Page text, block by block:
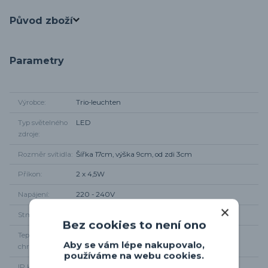
Původ zboží
Parametry
Výrobce Trio-leuchten
Typ světelného
zdroje
LED
Rozměr svítidla Šířka 17cm, výška 9cm, od zdi 3cm
Příkon 2 x 4,5W
Napájení 220 - 240V
Stmívání
Teplota
chromatičnosti
Bez cookies to není ono
Aby se vám lépe nakupovalo,
používáme na webu cookies.